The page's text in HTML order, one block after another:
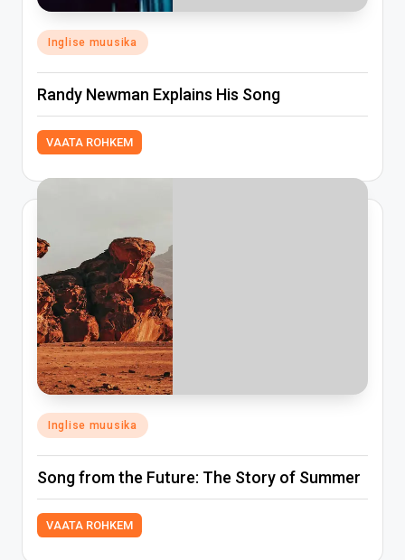
Posted
in
Inglise muusika
Randy Newman Explains His Song
VAATA ROHKEM
Posted
in
Inglise muusika
Song from the Future: The Story of Summer
VAATA ROHKEM